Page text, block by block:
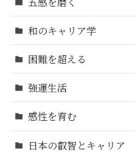
和のキャリア学
困難を超える
強運生活
感性を育む
日本の叡智とキャリア